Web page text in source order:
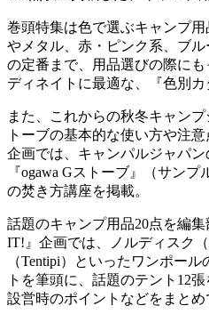
巻頭特集は色で選ぶキャンプ用
やメタル、赤・ピンク系、ブ
の定番まで、用品選びの際に
ディネイトに最適な、『色別カ
また、これからの秋冬キャン
トーブの基本的な使い方や注
企画では、キャンパルジャパ
『ogawa Gストーブ』（サン
の焚き方講座を掲載。
話題のキャンプ用品20点を編
IT!』企画では、ノルディスク
（Tentipi）といったワンポー
トを筆頭に、話題のテント12
設営時のポイントなどをまとめ